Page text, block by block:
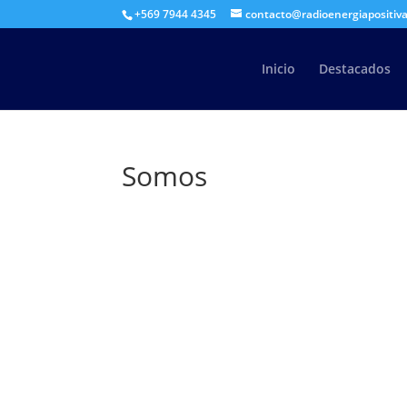
+569 7944 4345
Inicio Destacados
Somos